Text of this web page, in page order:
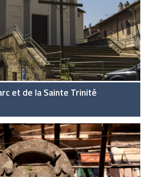
et de la Sainte Trinité